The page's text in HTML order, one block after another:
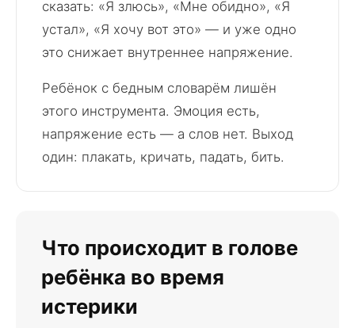
сказать: «Я злюсь», «Мне обидно», «Я
устал», «Я хочу вот это» — и уже одно
это снижает внутреннее напряжение.
Ребёнок с бедным словарём лишён
этого инструмента. Эмоция есть,
напряжение есть — а слов нет. Выход
один: плакать, кричать, падать, бить.
Что происходит в голове
ребёнка во время
истерики